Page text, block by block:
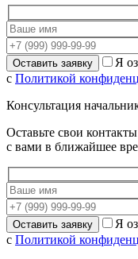
Я
с Политикой
Консультация
Оставьте свои
с вами в ближайшее
Я
с Политикой